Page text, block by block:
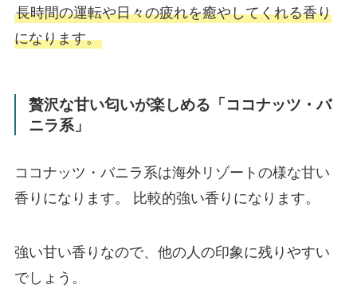
長時間の運転や日々の疲れを癒やしてくれる香り
になります。
贅沢な甘い匂いが楽しめる「ココナッツ・バ
ニラ系」
ココナッツ・バニラ系は海外リゾートの様な甘い
香りになります。 比較的強い香りになります。
強い甘い香りなので、他の人の印象に残りやすい
でしょう。